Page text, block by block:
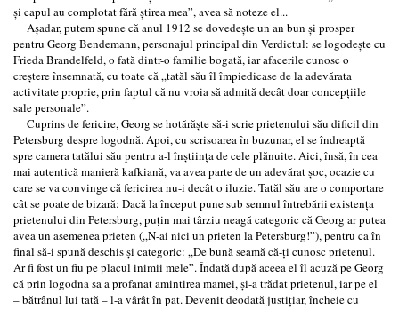
şi capul au complotat fără ştirea mea”, avea să noteze el...
Aşadar, putem spune că anul 1912 se dovedeşte un an bun şi prosper
pentru Georg Bendemann, personajul principal din Verdictul: se logodeşte cu
Frieda Brandelfeld, o fată dintr-o familie bogată, iar afacerile cunosc o
creştere însemnată, cu toate că „tatăl său îl împiedicase de la adevărata
activitate proprie, prin faptul că nu vroia să admită decât doar concepţiile
sale personale”.
Cuprins de fericire, Georg se hotărăşte să-i scrie prietenului său dificil din
Petersburg despre logodnă. Apoi, cu scrisoarea în buzunar, el se îndreaptă
spre camera tatălui său pentru a-l înştiinţa de cele plănuite. Aici, însă, în cea
mai autentică manieră kafkiană, va avea parte de un adevărat şoc, ocazie cu
care se va convinge că fericirea nu-i decât o iluzie. Tatăl său are o comportare
cât se poate de bizară: Dacă la început pune sub semnul întrebării existenţa
prietenului din Petersburg, puţin mai târziu neagă categoric că Georg ar putea
avea un asemenea prieten („N-ai nici un prieten la Petersburg!”), pentru ca în
final să-i spună deschis şi categoric: „De bună seamă că-ţi cunosc prietenul.
Ar fi fost un fiu pe placul inimii mele”. Îndată după aceea el îl acuză pe Georg
că prin logodna sa a profanat amintirea mamei, şi-a trădat prietenul, iar pe el
– bătrânul lui tată – l-a vârât în pat. Devenit deodată justiţiar, încheie cu